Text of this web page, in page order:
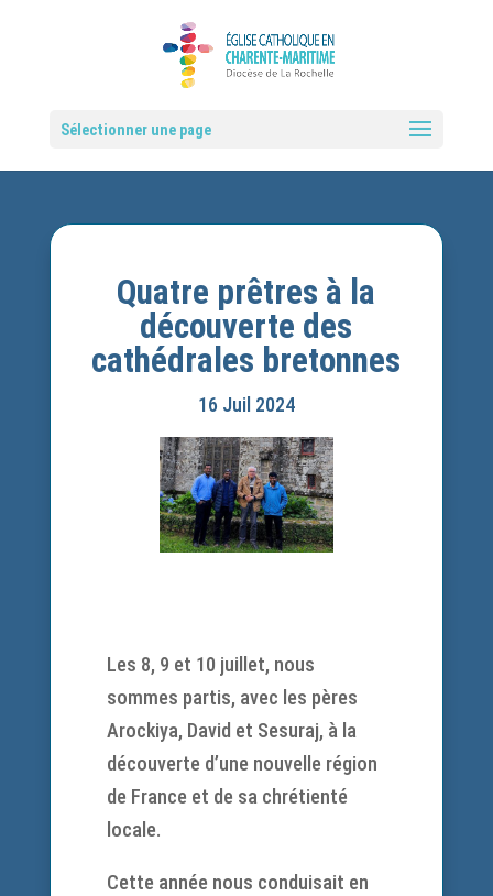
Sélectionner une page
Quatre prêtres à la
découverte des
cathédrales bretonnes
16 Juil 2024
Les 8, 9 et 10 juillet, nous
sommes partis, avec les pères
Arockiya, David et Sesuraj, à la
découverte d’une nouvelle région
de France et de sa chrétienté
locale.
Cette année nous conduisait en